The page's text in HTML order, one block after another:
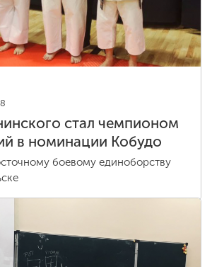
стал чемпионом
в номинации Кобудо
боевому единоборству